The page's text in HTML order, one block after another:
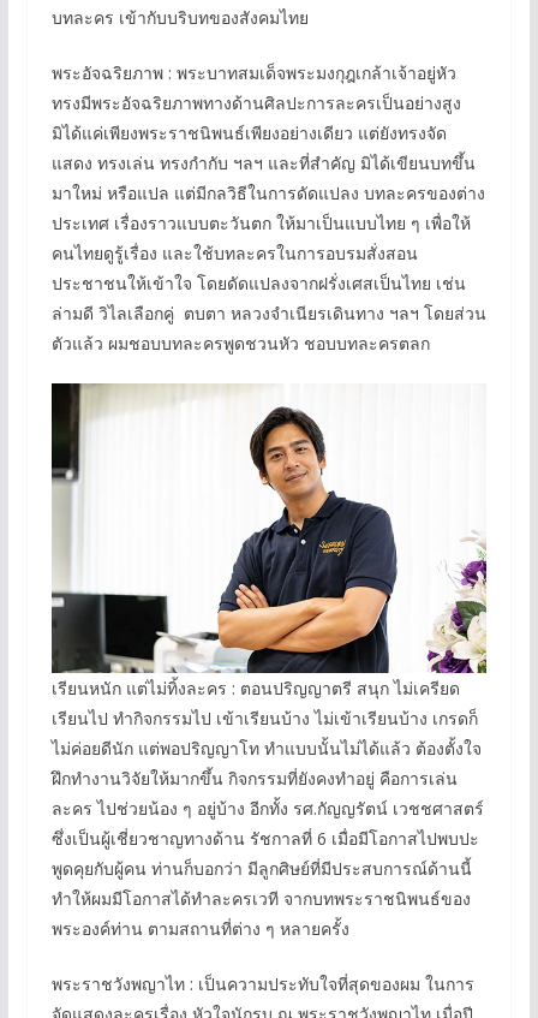
บทละคร เข้ากับบริบทของสังคมไทย
พระอัจฉริยภาพ : พระบาทสมเด็จพระมงกุฎเกล้าเจ้าอยู่หัว
ทรงมีพระอัจฉริยภาพทางด้านศิลปะการละครเป็นอย่างสูง
มิได้แค่เพียงพระราชนิพนธ์เพียงอย่างเดียว แต่ยังทรงจัด
แสดง ทรงเล่น ทรงกำกับ ฯลฯ และที่สำคัญ มิได้เขียนบทขึ้น
มาใหม่ หรือแปล แต่มีกลวิธีในการดัดแปลง บทละครของต่าง
ประเทศ เรื่องราวแบบตะวันตก ให้มาเป็นแบบไทย ๆ เพื่อให้
คนไทยดูรู้เรื่อง และใช้บทละครในการอบรมสั่งสอน
ประชาชนให้เข้าใจ โดยดัดแปลงจากฝรั่งเศสเป็นไทย เช่น
ล่ามดี วิไลเลือกคู่ ตบตา หลวงจำเนียรเดินทาง ฯลฯ โดยส่วน
ตัวแล้ว ผมชอบบทละครพูดชวนหัว ชอบบทละครตลก
เรียนหนัก แต่ไม่ทิ้งละคร : ตอนปริญญาตรี สนุก ไม่เครียด
เรียนไป ทำกิจกรรมไป เข้าเรียนบ้าง ไม่เข้าเรียนบ้าง เกรดก็
ไม่ค่อยดีนัก แต่พอปริญญาโท ทำแบบนั้นไม่ได้แล้ว ต้องตั้งใจ
ฝึกทำงานวิจัยให้มากขึ้น กิจกรรมที่ยังคงทำอยู่ คือการเล่น
ละคร ไปช่วยน้อง ๆ อยู่บ้าง อีกทั้ง รศ.กัญญรัตน์ เวชชศาสตร์
ซึ่งเป็นผู้เชี่ยวชาญทางด้าน รัชกาลที่ 6 เมื่อมีโอกาสไปพบปะ
พูดคุยกับผู้คน ท่านก็บอกว่า มีลูกศิษย์ที่มีประสบการณ์ด้านนี้
ทำให้ผมมีโอกาสได้ทำละครเวที จากบทพระราชนิพนธ์ของ
พระองค์ท่าน ตามสถานที่ต่าง ๆ หลายครั้ง
พระราชวังพญาไท : เป็นความประทับใจที่สุดของผม ในการ